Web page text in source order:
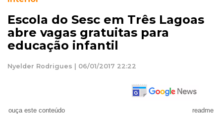
Escola do Sesc em Três Lagoas
abre vagas gratuitas para
educação infantil
Nyelder Rodrigues | 06/01/2017 22:22
ouça este conteúdo readme